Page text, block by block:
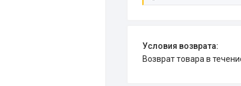
возврат товара в